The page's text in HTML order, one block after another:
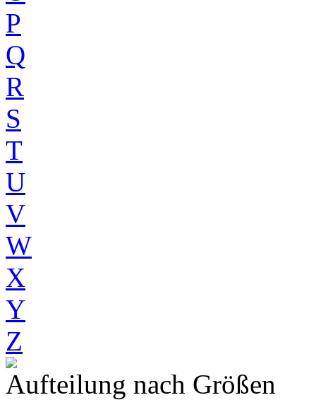
P
Q
R
S
T
U
V
W
X
Y
Z
Aufteilung nach Größen